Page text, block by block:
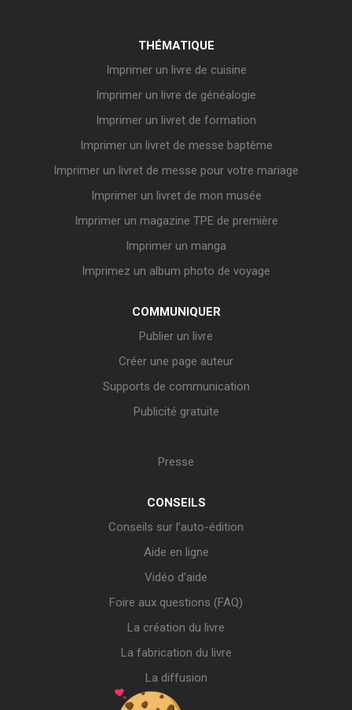
THÉMATIQUE
Imprimer un livre de cuisine
Imprimer un livre de généalogie
Imprimer un livret de formation
Imprimer un livret de messe baptême
Imprimer un livret de messe pour votre mariage
Imprimer un livret de mon musée
Imprimer un magazine TPE de première
Imprimer un manga
Imprimez un album photo de voyage
COMMUNIQUER
Publier un livre
Créer une page auteur
Supports de communication
Publicité gratuite
Presse
CONSEILS
Conseils sur l’auto-édition
Aide en ligne
Vidéo d’aide
Foire aux questions (FAQ)
La création du livre
La fabrication du livre
La diffusion